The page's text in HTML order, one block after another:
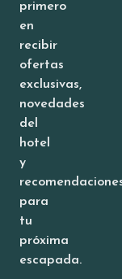
primero
en
recibir
ofertas
exclusivas,
novedades
del
hotel
y
para
tu
próxima
escapada.